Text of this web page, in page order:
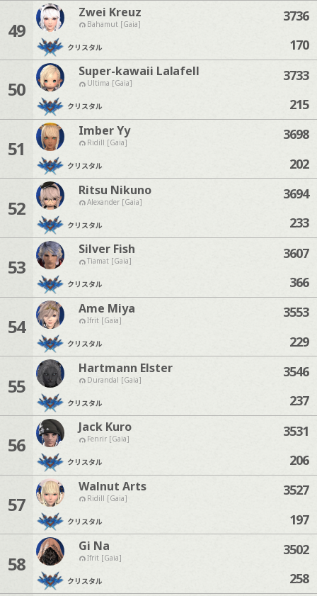
49
Zwei Kreuz
Bahamut [Gaia]
クリスタル
3736
170
50
Super-kawaii Lalafell
Ultima [Gaia]
クリスタル
3733
215
51
Imber Yy
Ridill [Gaia]
クリスタル
3698
202
52
Ritsu Nikuno
Alexander [Gaia]
クリスタル
3694
233
53
Silver Fish
Tiamat [Gaia]
クリスタル
3607
366
54
Ame Miya
Ifrit [Gaia]
クリスタル
3553
229
55
Hartmann Elster
Durandal [Gaia]
クリスタル
3546
237
56
Jack Kuro
Fenrir [Gaia]
クリスタル
3531
206
57
Walnut Arts
Ridill [Gaia]
クリスタル
3527
197
58
Gi Na
Ifrit [Gaia]
クリスタル
3502
258